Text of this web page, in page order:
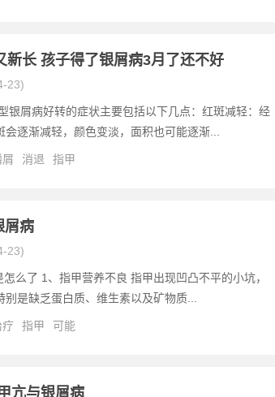
新长 孩子得了银屑病3月了还不好
23)
银屑病好转的症状主要包括以下几点：红斑减轻：经
逐渐减轻，颜色变淡，面积也可能逐渐...
消退 指甲
屑病
23)
么了 1、指甲营养不良 指甲出现凹凸不平的小坑，
是缺乏蛋白质、维生素以及矿物质...
疗 指甲 可能
亢与银屑病